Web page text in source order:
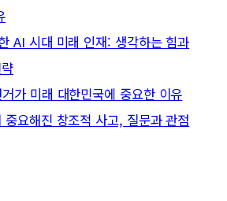
AI 시대 미래 인재: 생각하는 힘과
가 미래 대한민국에 중요한 이유
요해진 창조적 사고, 질문과 관점